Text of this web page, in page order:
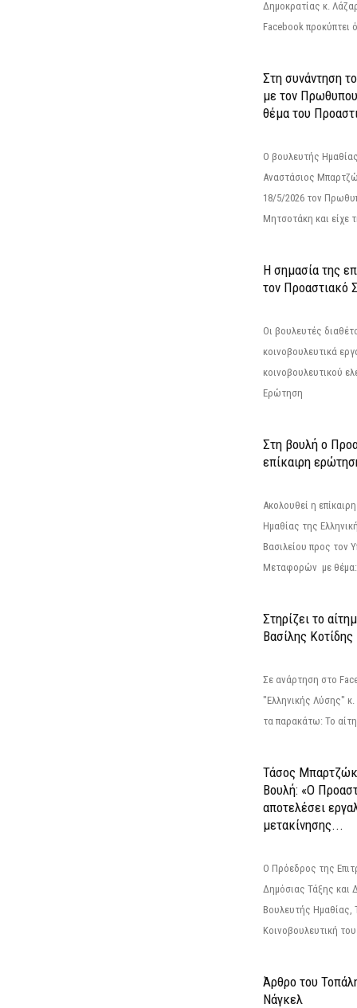
Δημοκρατίας κ.
Facebook προκύπτει
Στη συνάντηση
με τον
θέμα του
Ο βουλευτής
Αναστάσιος
18/5/2026 τον
Μητσοτάκη και είχε
Η σημασία της
τον Προαστιακό
Οι βουλευτές
κοινοβουλευτικά
κοινοβουλευτικού
Ερώτηση
Στη βουλή ο
επίκαιρη
Ακολουθεί η
Ημαθίας της
Βασιλείου προς τον
Μεταφορών με θέμα:
Στηρίζει το
Βασίλης Κοτίδης
Σε ανάρτηση στο
"Ελληνικής Λύσης"
τα παρακάτω: Το
Τάσος
Βουλή: «Ο
αποτελέσει
μετακίνησης...
Ο Πρόεδρος της
Δημόσιας Τάξης και
Βουλευτής
Κοινοβουλευτική
Άρθρο του
Νάγκελ